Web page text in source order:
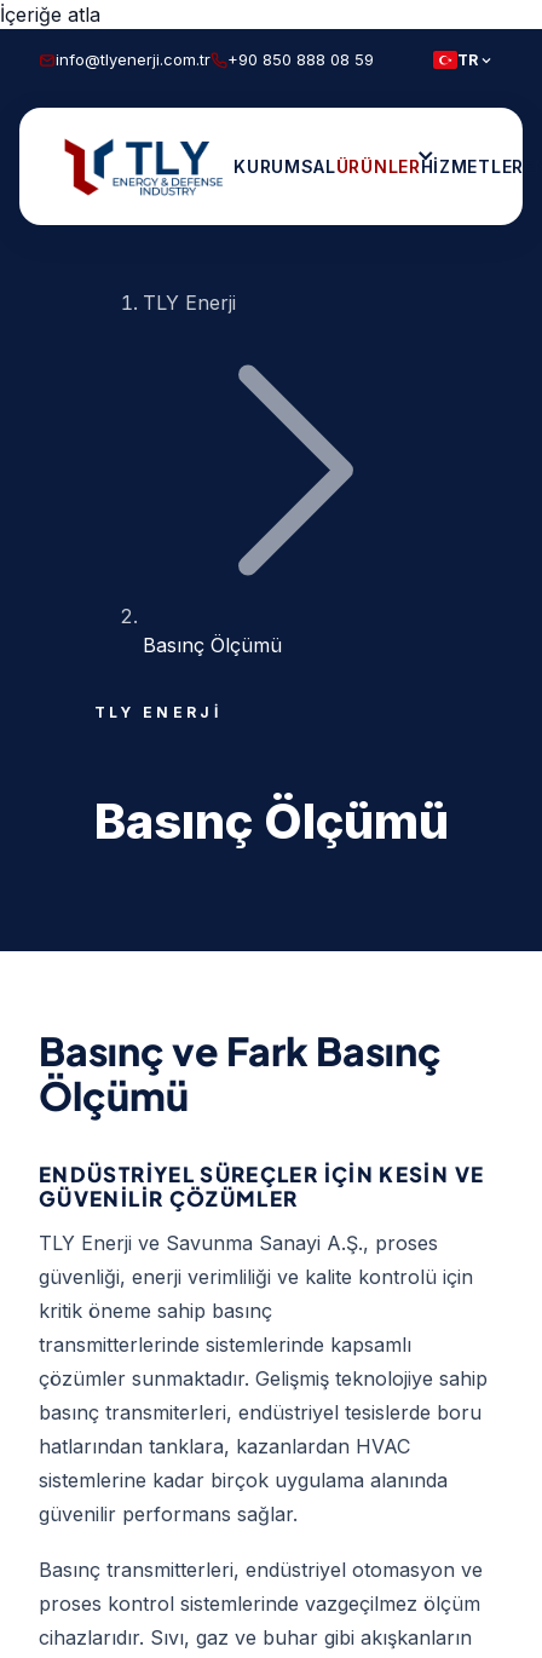
İçeriğe atla
info@tlyenerji.com.tr +90 850 888 08 59 TR
KURUMSALÜRÜNLERHIZMETLER
TLY Enerji
Basınç Ölçümü
TLY ENERJI
Basınç Ölçümü
Basınç ve Fark Basınç
Ölçümü
ENDÜSTRIYEL SÜREÇLER İÇIN KESIN VE
GÜVENILIR ÇÖZÜMLER
TLY Enerji ve Savunma Sanayi A.Ş., proses
güvenliği, enerji verimliliği ve kalite kontrolü için
kritik öneme sahip basınç
transmitterlerinde sistemlerinde kapsamlı
çözümler sunmaktadır. Gelişmiş teknolojiye sahip
basınç transmiterleri, endüstriyel tesislerde boru
hatlarından tanklara, kazanlardan HVAC
sistemlerine kadar birçok uygulama alanında
güvenilir performans sağlar.
Basınç transmitterleri, endüstriyel otomasyon ve
proses kontrol sistemlerinde vazgeçilmez ölçüm
cihazlarıdır. Sıvı, gaz ve buhar gibi akışkanların